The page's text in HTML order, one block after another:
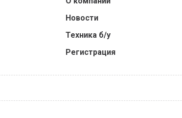
Новости
Техника б/у
Регистрация